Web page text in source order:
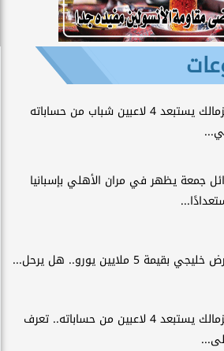
الزمالك يستبعد 4 لاعبين شباب من حساباته
جمعة يظهر في مران الأهلي بإسبانيا
بقيمة 5 ملايين يورو.. هل يرحل...
الزمالك يستبعد 4 لاعبين من حساباته.. تعرف